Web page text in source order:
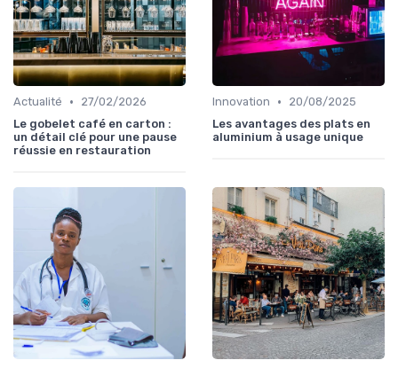
Actualité •
27/02/2026
Le gobelet café en carton :
un détail clé pour une pause
réussie en restauration
Innovation •
20/08/2025
Les avantages des plats en
aluminium à usage unique